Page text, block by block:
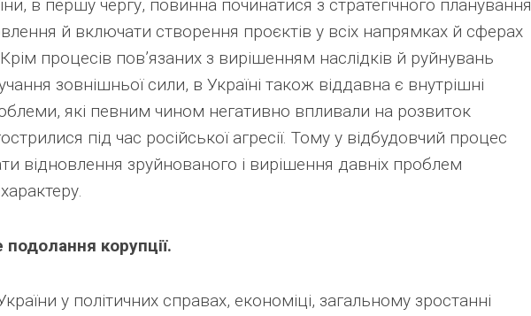
в першу чергу, повинна починатися з стратегічного планування
й включати створення проєктів у всіх напрямках й сферах
процесів пов’язаних з вирішенням наслідків й руйнувань
зовнішньої сили, в Україні також віддавна є внутрішні
які певним чином негативно впливали на розвиток
під час російської агресії. Тому у відбудовчий процес
відновлення зруйнованого і вирішення давніх проблем
корупції.
у політичних справах, економіці, загальному зростанні